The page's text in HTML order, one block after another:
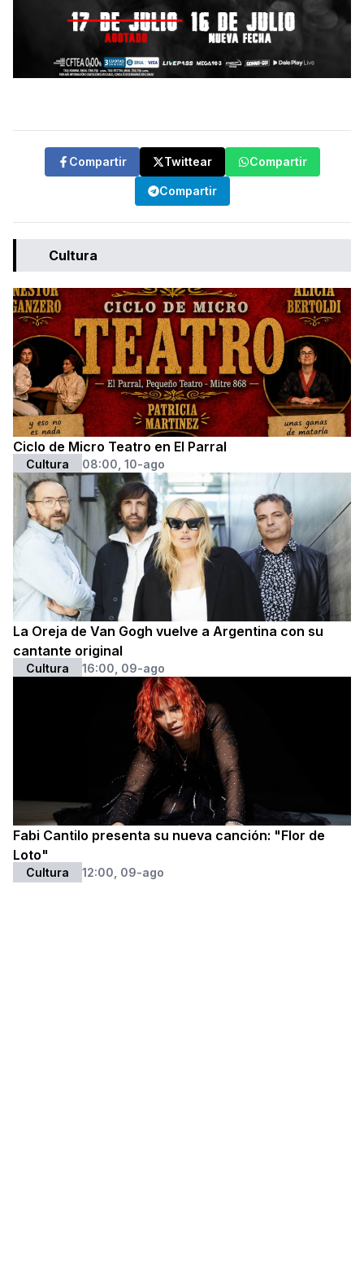
Compartir Twittear Compartir
Compartir
Cultura
Ciclo de Micro Teatro en El Parral
Cultura 08:00, 10-ago
La Oreja de Van Gogh vuelve a Argentina con su
cantante original
Cultura 16:00, 09-ago
Fabi Cantilo presenta su nueva canción: "Flor de
Loto"
Cultura 12:00, 09-ago